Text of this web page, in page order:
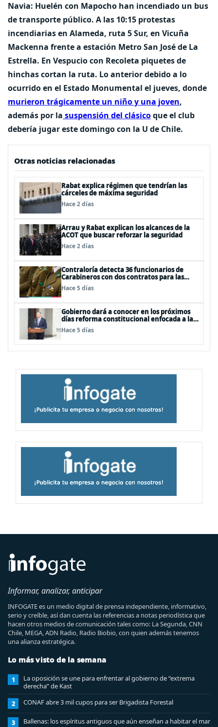
Navia: Huelén con Mapocho han incendiado un bus
de transporte público. A las 10:15 protestas
incendiarias en Alameda, ruta 5 Sur, en Vicuña
Mackenna frente a estación Metro San José de La
Estrella. En Vespucio con Recoleta piquetes de
hinchas cortan la ruta. Lo anterior debido a lo
ocurrido en el Estado Monumental el jueves, donde
murieron trágicamente un niño y una joven,
además por la suspensión del clásicoque el club
debería jugar este domingo con la U de Chile.
Otras noticias relacionadas
Rabat explica régimen que tendrían las
cárceles de máxima seguridad
Hace 2 días
Arrau y Rabat explican los alcances de la
ACOT que buscar reforzar la seguridad
Hace 2 días
Contraloría detecta 36 funcionarios de
Carabineros con dos contratos para las
mismas funciones
Hace 5 días
Gobierno dará a conocer en los próximos
días reforma constitucional enfocada a la
seguridad
Hace 5 días
Informar, analizar, anticipar
INFOGATE es un medio digital de prensa independiente, informativo,
serio y creíble, así dan cuenta las referencias a notas periodística que
hacen otros medios de comunicación tales como: La Segunda, CNN
Chile, MEGA, ADN Radio, Radio Biobio, con quien además tenemos
una alianza estratégica.
Lo más visto de la semana
1
La oposición se une para enfrentar al gobierno de “extrema
derecha” de Kast
2 CONAF abre 3 mil cupos para ser Brigadista Forestal
3 Ballenas: los espíritus antiguos que aún enseñan a habitar el mar